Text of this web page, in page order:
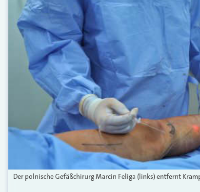
Der polnische Gefäßchirurg Marcin Feliga (links) entfernt